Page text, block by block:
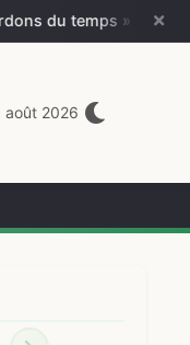
du temps » — Olivier
août 2026